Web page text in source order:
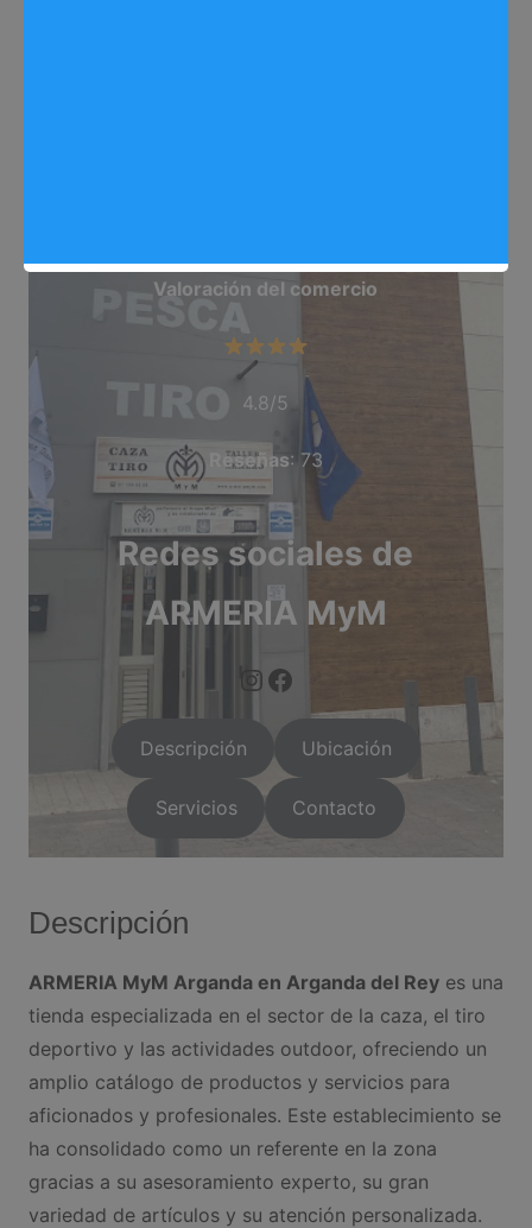
Valoración del comercio
4.8/5
Reseñas: 73
Redes sociales de
ARMERIA MyM
https://www.instagram.com/arganda.info/?next=%2F
facebook.com/
Descripción Ubicación
Servicios Contacto
Descripción
ARMERIA MyM Arganda en Arganda del Reyes una
tienda especializada en el sector de la caza, el tiro
deportivo y las actividades outdoor, ofreciendo un
amplio catálogo de productos y servicios para
aficionados y profesionales. Este establecimiento se
ha consolidado como un referente en la zona
gracias a su asesoramiento experto, su gran
variedad de artículos y su atención personalizada.